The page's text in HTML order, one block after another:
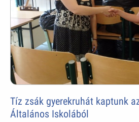
Tíz zsák gyerekruhát kaptunk
Általános Iskolából